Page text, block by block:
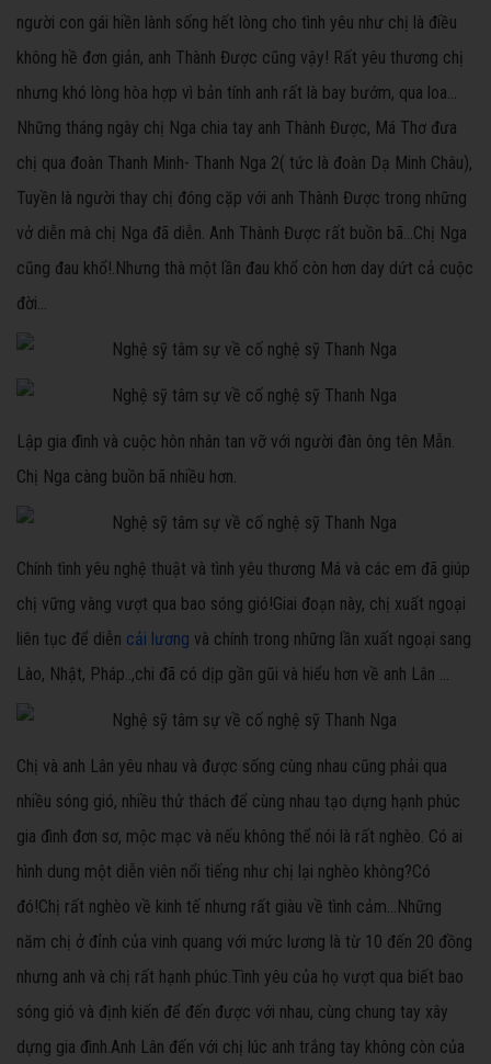
người con gái hiền lành sống hết lòng cho tình yêu như chị là điều
không hề đơn giản, anh Thành Được cũng vậy! Rất yêu thương chị
nhưng khó lòng hòa hợp vì bản tính anh rất là bay bướm, qua loa…
Những tháng ngày chị Nga chia tay anh Thành Được, Má Thơ đưa
chị qua đoàn Thanh Minh- Thanh Nga 2( tức là đoàn Dạ Minh Châu),
Tuyền là người thay chị đóng cặp với anh Thành Được trong những
vở diễn mà chị Nga đã diễn. Anh Thành Được rất buồn bã…Chị Nga
cũng đau khổ!.Nhưng thà một lần đau khổ còn hơn day dứt cả cuộc
đời…
Lập gia đình và cuộc hôn nhân tan vỡ với người đàn ông tên Mẫn.
Chị Nga càng buồn bã nhiều hơn.
Chính tình yêu nghệ thuật và tình yêu thương Má và các em đã giúp
chị vững vàng vượt qua bao sóng gió!Giai đoạn này, chị xuất ngoại
liên tục để diễn cải lương và chính trong những lần xuất ngoại sang
Lào, Nhật, Pháp..,chi đã có dịp gần gũi và hiểu hơn về anh Lân …
Chị và anh Lân yêu nhau và được sống cùng nhau cũng phải qua
nhiều sóng gió, nhiều thử thách để cùng nhau tạo dựng hạnh phúc
gia đình đơn sơ, mộc mạc và nếu không thể nói là rất nghèo. Có ai
hình dung một diễn viên nổi tiếng như chị lại nghèo không?Có
đó!Chị rất nghèo về kinh tế nhưng rất giàu về tình cảm…Những
năm chị ở đỉnh của vinh quang với mức lương là từ 10 đến 20 đồng
nhưng anh và chị rất hạnh phúc.Tình yêu của họ vượt qua biết bao
sóng gió và định kiến để đến được với nhau, cùng chung tay xây
dựng gia đình.Anh Lân đến với chị lúc anh trắng tay không còn của